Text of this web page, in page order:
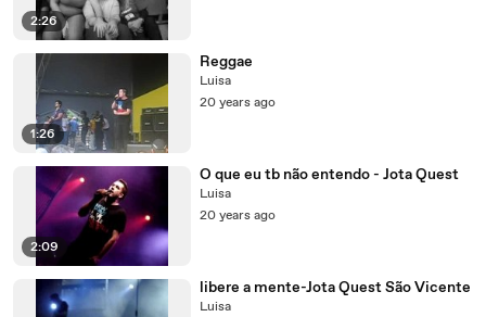
2:26
1:26
Reggae
Luisa
20 years ago
2:09
O que eu tb não entendo - Jota Quest
Luisa
20 years ago
libere a mente-Jota Quest São Vicente
Luisa